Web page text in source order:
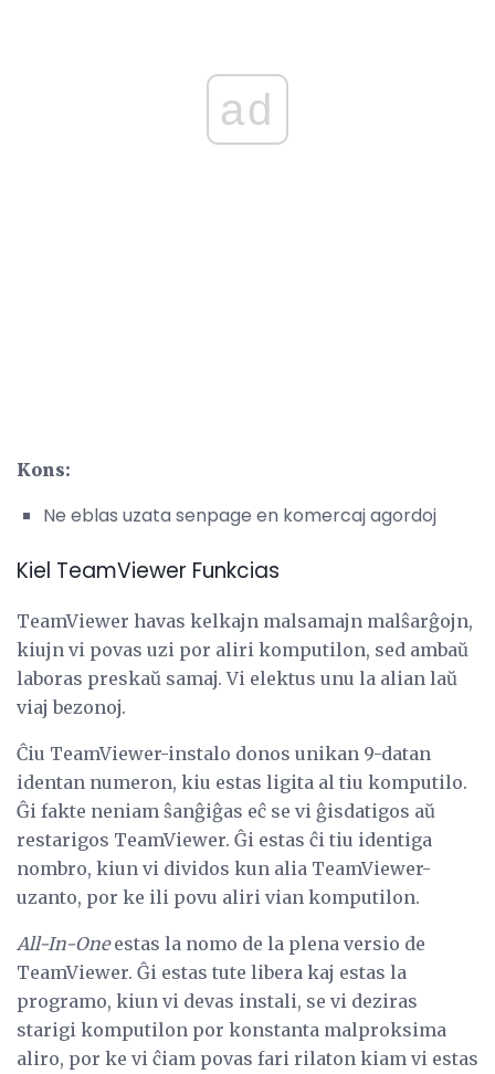
ad
Kons:
Ne eblas uzata senpage en komercaj agordoj
Kiel TeamViewer Funkcias
TeamViewer havas kelkajn malsamajn malŝarĝojn,
kiujn vi povas uzi por aliri komputilon, sed ambaŭ
laboras preskaŭ samaj. Vi elektus unu la alian laŭ
viaj bezonoj.
Ĉiu TeamViewer-instalo donos unikan 9-datan
identan numeron, kiu estas ligita al tiu komputilo.
Ĝi fakte neniam ŝanĝiĝas eĉ se vi ĝisdatigos aŭ
restarigos TeamViewer. Ĝi estas ĉi tiu identiga
nombro, kiun vi dividos kun alia TeamViewer-
uzanto, por ke ili povu aliri vian komputilon.
All-In-Oneestas la nomo de la plena versio de
TeamViewer. Ĝi estas tute libera kaj estas la
programo, kiun vi devas instali, se vi deziras
starigi komputilon por konstanta malproksima
aliro, por ke vi ĉiam povas fari rilaton kiam vi estas